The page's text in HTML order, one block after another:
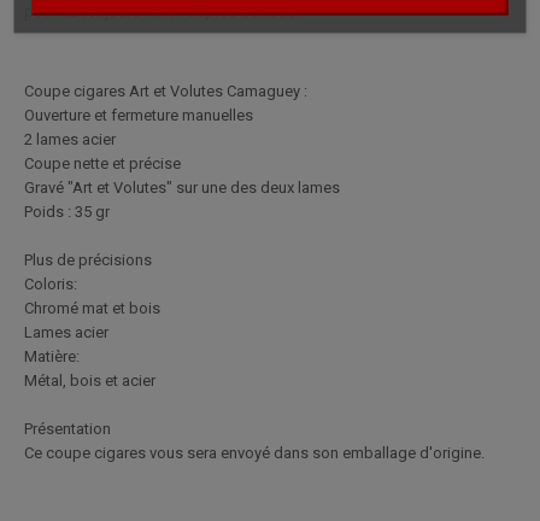
pourrez toujours l'avoir auprès de vous.
Coupe cigares Art et Volutes Camaguey :
Ouverture et fermeture manuelles
2 lames acier
Coupe nette et précise
Gravé "Art et Volutes" sur une des deux lames
Poids : 35 gr
Plus de précisions
Coloris:
Chromé mat et bois
Lames acier
Matière:
Métal, bois et acier
Présentation
Ce coupe cigares vous sera envoyé dans son emballage d'origine.